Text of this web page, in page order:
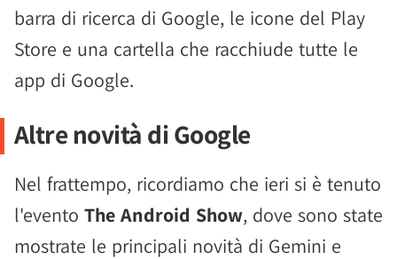
barra di ricerca di Google, le icone del Play
Store e una cartella che racchiude tutte le
app di Google.
Altre novità di Google
Nel frattempo, ricordiamo che ieri si è tenuto
l'evento The Android Show, dove sono state
mostrate le principali novità di Gemini e